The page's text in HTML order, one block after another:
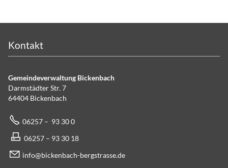
Kontakt
Gemeindeverwaltung Bickenbach
Darmstädter Str. 7
64404 Bickenbach
06257 – 93 30 0
06257 – 93 30 18
info@bickenbach-bergstrasse.de